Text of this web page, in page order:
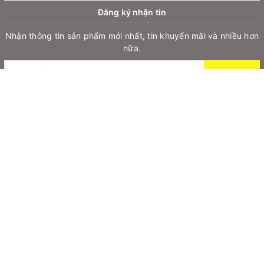
Đăng ký nhận tin
Nhận thông tin sản phẩm mới nhất, tin khuyến mãi và nhiều hơn
nữa.
Đăng ký